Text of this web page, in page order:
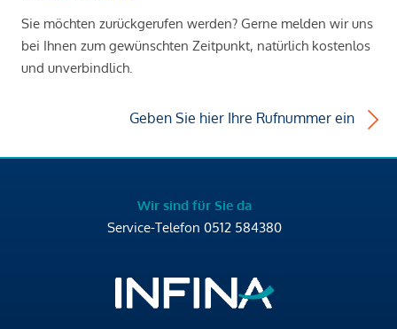
Sie möchten zurückgerufen werden? Gerne melden wir uns
bei Ihnen zum gewünschten Zeitpunkt, natürlich kostenlos
und unverbindlich.
Geben Sie hier Ihre Rufnummer ein
Wir sind für Sie da
Service-Telefon 0512 584380